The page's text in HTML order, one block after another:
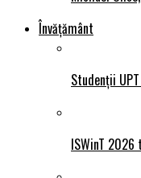
Învățământ
Studenții
ISWinT